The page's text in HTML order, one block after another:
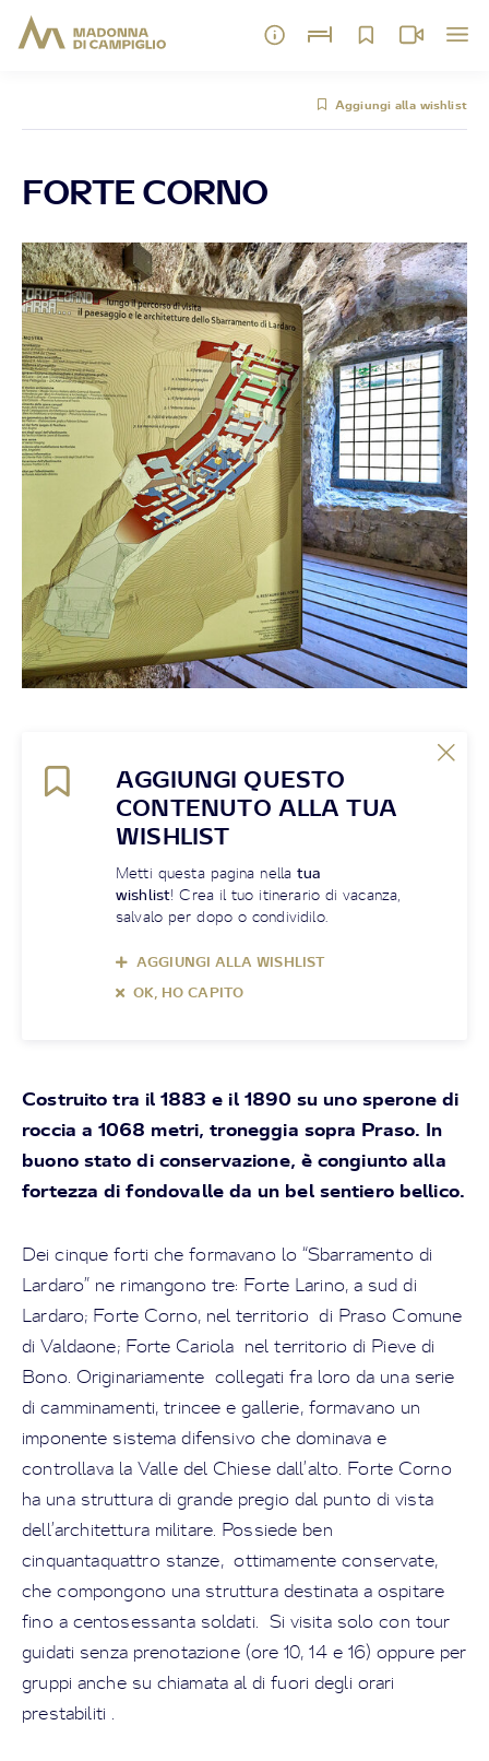
Aggiungi alla wishlist
FORTE CORNO
AGGIUNGI QUESTO
CONTENUTO ALLA TUA
WISHLIST
Metti questa pagina nellatua
wishlist! Crea il tuo itinerario di vacanza,
salvalo per dopo o condividilo.
AGGIUNGI ALLA WISHLIST
OK, HO CAPITO
Costruito tra il 1883 e il 1890 su uno sperone di
roccia a 1068 metri, troneggia sopra Praso. In
buono stato di conservazione, è congiunto alla
fortezza di fondovalle da un bel sentiero bellico.
Dei cinque forti che formavano lo “Sbarramento di
Lardaro” ne rimangono tre: Forte Larino, a sud di
Lardaro; Forte Corno, nel territorio di Praso Comune
di Valdaone; Forte Cariola nel territorio di Pieve di
Bono. Originariamente collegati fra loro da una serie
di camminamenti, trincee e gallerie, formavano un
imponente sistema difensivo che dominava e
controllava la Valle del Chiese dall’alto. Forte Corno
ha una struttura di grande pregio dal punto di vista
dell’architettura militare. Possiede ben
cinquantaquattro stanze, ottimamente conservate,
che compongono una struttura destinata a ospitare
fino a centosessanta soldati. Si visita solo con tour
guidati senza prenotazione (ore 10, 14 e 16) oppure per
gruppi anche su chiamata al di fuori degli orari
prestabiliti .